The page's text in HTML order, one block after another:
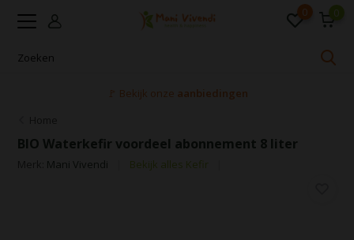
0 0
🚩 Bekijk onze aanbiedingen
BIO Waterkefir voordeel abonnement 8 liter
Mani Vivendi Bekijk alles Kefir